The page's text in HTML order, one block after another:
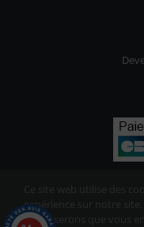
Ce site web utilise des
expérience sur notre site.
supposerons que vous